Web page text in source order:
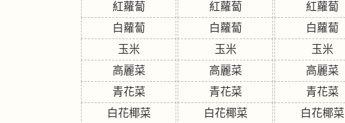
紅蘿蔔
白蘿蔔
玉米
高麗菜
青花菜
白花椰菜
紅蘿蔔
白蘿蔔
玉米
高麗菜
青花菜
白花椰菜
紅蘿蔔
白蘿蔔
玉米
高麗菜
青花菜
白花椰菜